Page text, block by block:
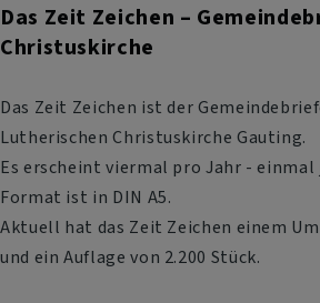
Das Zeit Zeichen –
Christuskirche
Das Zeit Zeichen ist der
Lutherischen Christuskirche Gauting.
Es erscheint viermal pro Jahr - einmal
Format ist in DIN A5.
Aktuell hat das Zeit Zeichen einem
und ein Auflage von 2.200 Stück.